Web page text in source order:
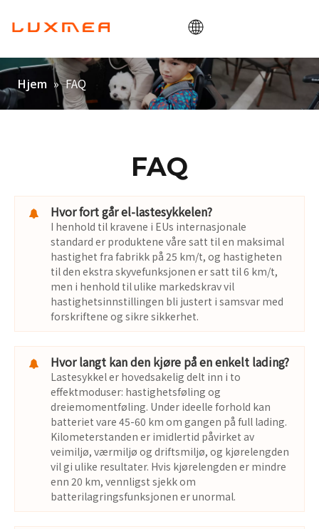
Hjem
Bedrift
Blogg
Kontakt
Hjem » FAQ
FAQ
Hvor fort går el-lastesykkelen?
I henhold til kravene i EUs internasjonale
standard er produktene våre satt til en maksimal
hastighet fra fabrikk på 25 km/t, og hastigheten
til den ekstra skyvefunksjonen er satt til 6 km/t,
men i henhold til ulike markedskrav vil
hastighetsinnstillingen bli justert i samsvar med
forskriftene og sikre sikkerhet.
Hvor langt kan den kjøre på en enkelt lading?
Lastesykkel er hovedsakelig delt inn i to
effektmoduser: hastighetsføling og
dreiemomentføling. Under ideelle forhold kan
batteriet vare 45-60 km om gangen på full lading.
Kilometerstanden er imidlertid påvirket av
veimiljø, værmiljø og driftsmiljø, og kjørelengden
vil gi ulike resultater. Hvis kjørelengden er mindre
enn 20 km, vennligst sjekk om
batterilagringsfunksjonen er unormal.